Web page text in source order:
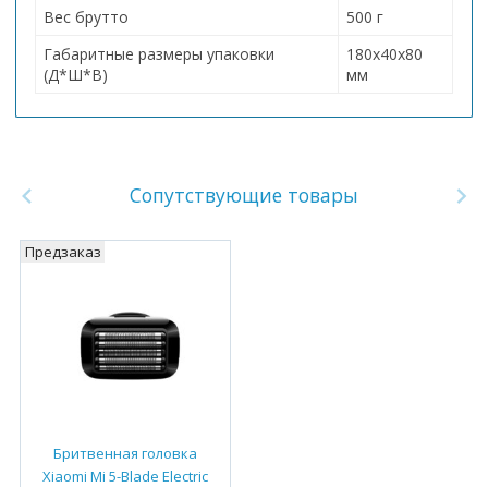
Вес брутто
500 г
Габаритные размеры упаковки
(Д*Ш*В)
180х40х80
мм
Сопутствующие товары
Бритвенная головка
Xiaomi Mi 5-Blade Electric
Предзаказ